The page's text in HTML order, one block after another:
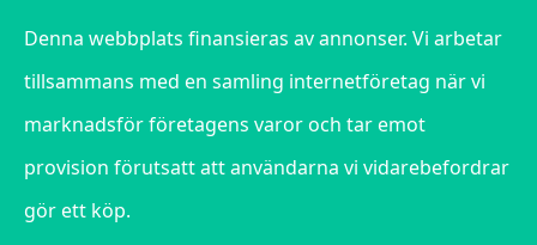
Denna webbplats finansieras av annonser. Vi arbetar
tillsammans med en samling internetföretag när vi
marknadsför företagens varor och tar emot
provision förutsatt att användarna vi vidarebefordrar
gör ett köp.